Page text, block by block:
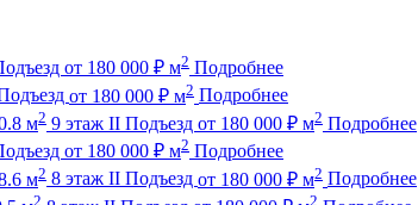
от 180 000 ₽ м2 Подробнее
от 180 000 ₽ м2 Подробнее
м2 9 этаж II Подъезд от 180 000 ₽ м2 Подробнее
от 180 000 ₽ м2 Подробнее
м2 8 этаж II Подъезд от 180 000 ₽ м2 Подробнее
2 2